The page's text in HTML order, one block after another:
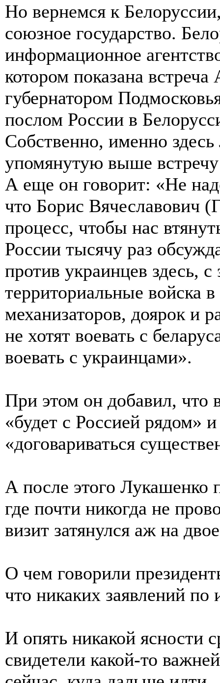
Но вернемся к
союзное государство.
информационное
котором показана
губернатором
послом России в
Собственно, именно
упомянутую выше встречу
А еще он говорит: «Не
что Борис Вячеславович
процесс, чтобы нас
России тысячу раз
против украинцев здесь,
территориальные войска
механизаторов, доярок и
не хотят воевать с
воевать с украинцами».
При этом он добавил, что
«будет с Россией рядом»
«договариваться
А после этого Лукашенко
где почти никогда не
визит затянулся аж на
О чем говорили
что никаких заявлений по
И опять никакой ясности
свидетели какой-то